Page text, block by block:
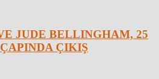
JUDE BELLINGHAM, 25
ÇIKIŞ